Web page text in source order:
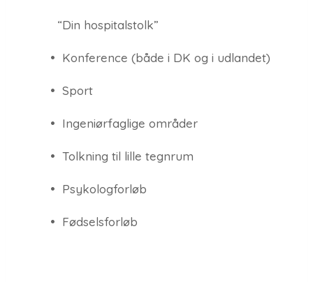
“Din hospitalstolk”
• Konference (både i DK og i udlandet)
• Sport
• Ingeniørfaglige områder
• Tolkning til lille tegnrum
• Psykologforløb
• Fødselsforløb